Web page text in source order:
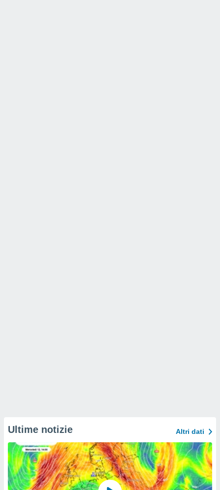
Ultime notizie Altri dati